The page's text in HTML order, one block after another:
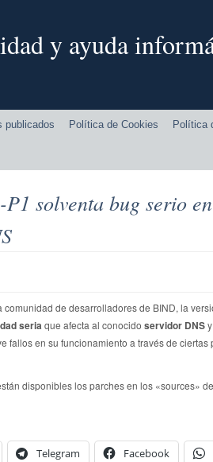
y ayuda
publicados Política de Cookies Política
solventa bug serio
de desarrolladores de BIND, la
seria que afecta al conocido servidor DNS
fallos en su funcionamiento a través de ciertas
disponibles los parches en los «sources» de
Telegram Facebook